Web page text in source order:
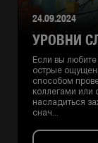
УРОВНИ
Если вы любите
острые
способом
коллегами или
насладиться
снач...
24.09.2024